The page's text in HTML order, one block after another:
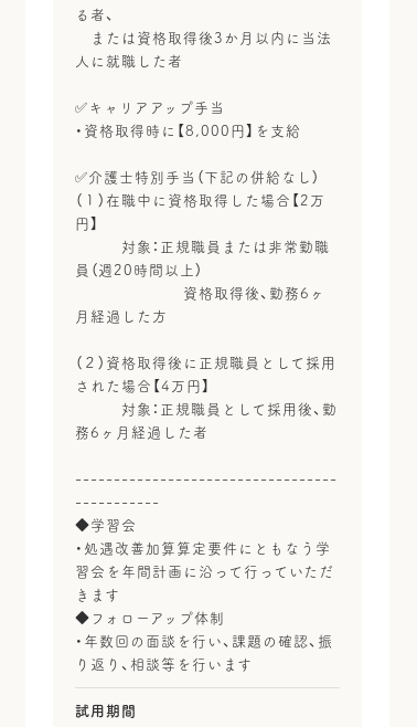
る者、
または資格取得後3か月以内に当法
人に就職した者
✅キャリアアップ手当
・資格取得時に【8,000円】を支給
✅介護士特別手当（下記の併給なし）
（１）在職中に資格取得した場合【2万
円】
対象：正規職員または非常勤職
員（週20時間以上）
資格取得後、勤務6ヶ
月経過した方
（２）資格取得後に正規職員として採用
された場合【4万円】
対象：正規職員として採用後、勤
務6ヶ月経過した者
----------------------------------
-----------
◆学習会
・処遇改善加算算定要件にともなう学
習会を年間計画に沿って行っていただ
きます
◆フォローアップ体制
・年数回の面談を行い、課題の確認、振
り返り、相談等を行います
試用期間